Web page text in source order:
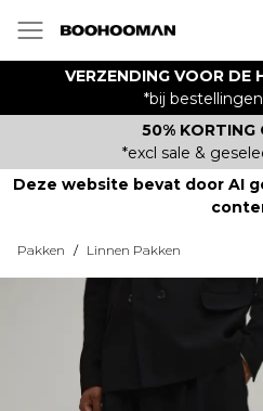
VERZENDING VOOR DE
*bij
50% KORTING
*excl sale &
Deze website bevat door AI
Pakken / Linnen Pakken